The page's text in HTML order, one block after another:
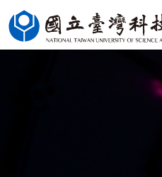
跳
到